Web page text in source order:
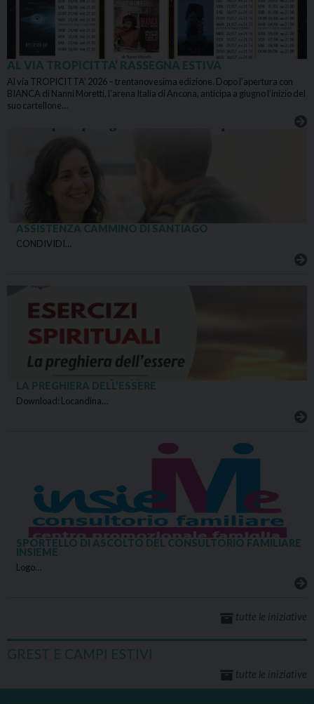
AL VIA TROPICITTA’ RASSEGNA ESTIVA
Al via TROPICITTA’ 2026 – trentanovesima edizione. Dopo l’apertura con
BIANCA di Nanni Moretti, l’arena Italia di Ancona, anticipa a giugno l’inizio del
suo cartellone…
ASSISTENZA CAMMINO DI SANTIAGO
CONDIVIDI…
LA PREGHIERA DELL’ESSERE
Download: Locandina…
SPORTELLO DI ASCOLTO DEL CONSULTORIO FAMILIARE
INSIEME
Logo…
tutte le iniziative
GREST E CAMPI ESTIVI
tutte le iniziative